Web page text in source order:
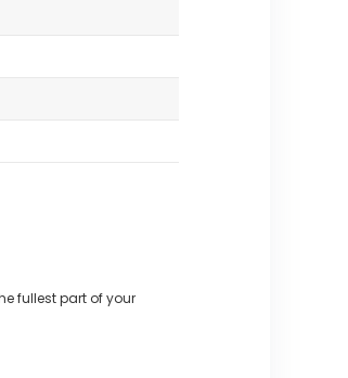
fullest part of your